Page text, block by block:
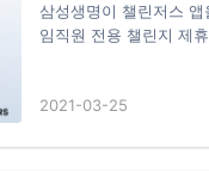
삼성생명이 챌린저스
임직원 전용 챌린지 제
적으로 확산시키고자
션은 △경제금융용어
2021-03-25